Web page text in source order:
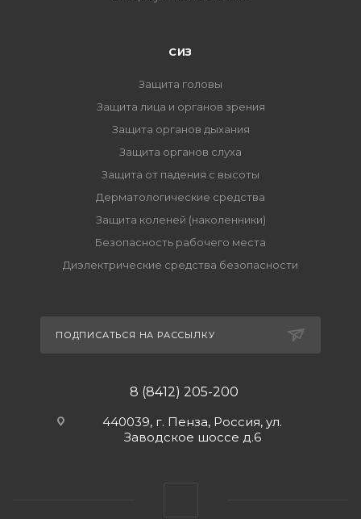
СИЗ
Защита головы
Защита лица и органов зрения
Защита органов дыхания
Защита органов слуха
Защита от падения с высоты
Дерматологические средства
Защита коленей (наколенники)
Безопасность рабочего места
Диэлектрические средства безопасности
ПОДПИСАТЬСЯ НА РАССЫЛКУ
8 (8412) 205-200
440039, г. Пенза, Россия, ул.
Заводское шоссе д.6